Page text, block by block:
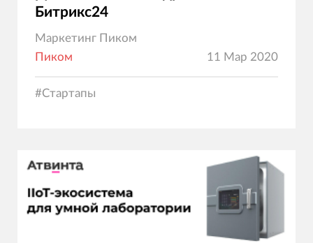
Битрикс24
Маркетинг Пиком
Пиком
11 Мар 2020
#Стартапы